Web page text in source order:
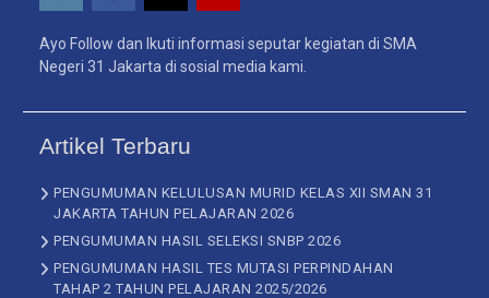
Ayo Follow dan Ikuti informasi seputar kegiatan di SMA
Negeri 31 Jakarta di sosial media kami.
Artikel Terbaru
PENGUMUMAN KELULUSAN MURID KELAS XII SMAN 31
JAKARTA TAHUN PELAJARAN 2026
PENGUMUMAN HASIL SELEKSI SNBP 2026
PENGUMUMAN HASIL TES MUTASI PERPINDAHAN
TAHAP 2 TAHUN PELAJARAN 2025/2026